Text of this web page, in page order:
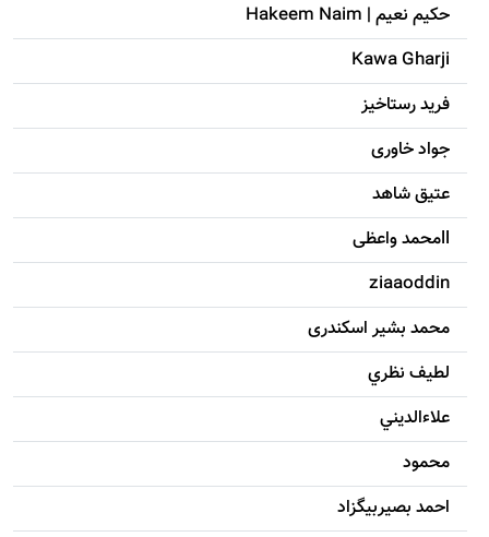
حکيم نعيم | Hakeem Naim
Kawa Gharji
فرید رستاخیز
جواد خاوری
عتیق شاهد
llمحمد واعظی
ziaaoddin
محمد بشیر اسکندری
لطيف نظري
علاءالديني
محمود
احمد بصيربيگزاد